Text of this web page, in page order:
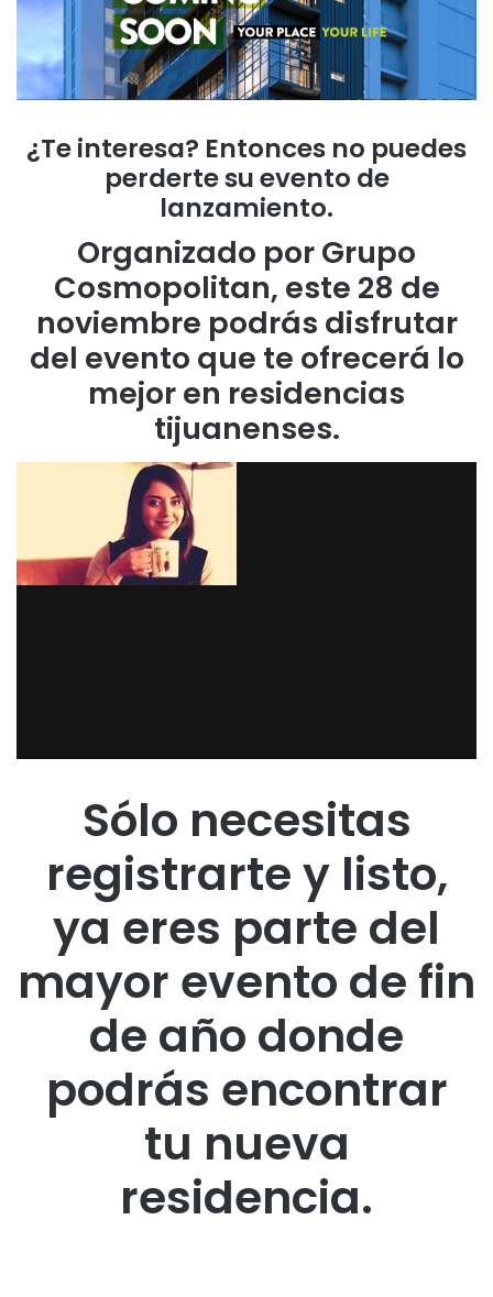
¿Te interesa? Entonces no puedes
perderte su evento de
lanzamiento.
Organizado por Grupo
Cosmopolitan, este 28 de
noviembre podrás disfrutar
del evento que te ofrecerá lo
mejor en residencias
tijuanenses.
Sólo necesitas
registrarte y listo,
ya eres parte del
mayor evento de fin
de año donde
podrás encontrar
tu nueva
residencia.